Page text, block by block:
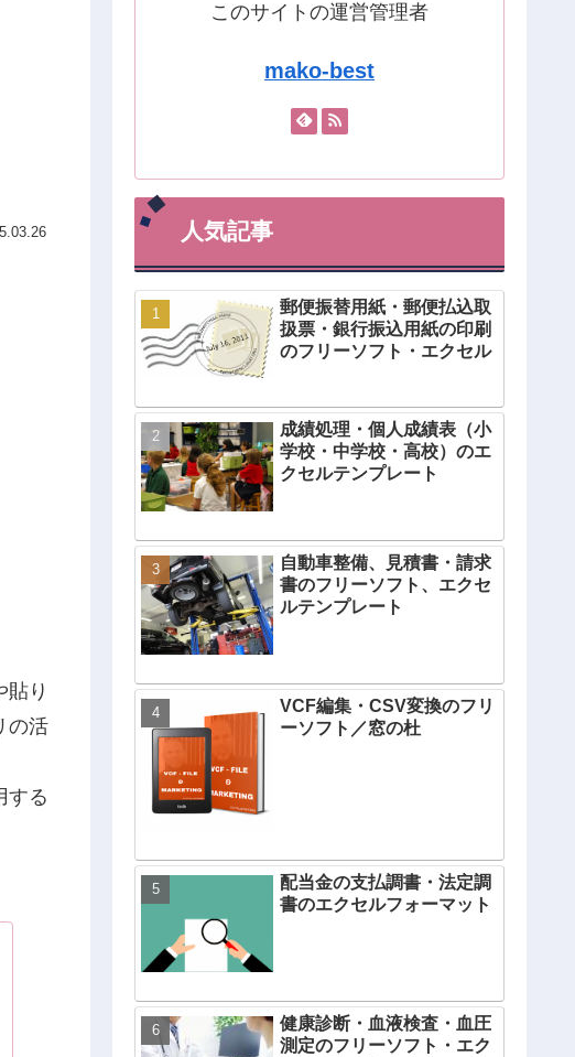
貼り
の活
する
このサイトの運営管理者
mako-best
人気記事
郵便振替用紙・郵便払込取
扱票・銀行振込用紙の印刷
のフリーソフト・エクセル
成績処理・個人成績表（小
学校・中学校・高校）のエ
クセルテンプレート
自動車整備、見積書・請求
書のフリーソフト、エクセ
ルテンプレート
VCF編集・CSV変換のフリ
ーソフト／窓の杜
配当金の支払調書・法定調
書のエクセルフォーマット
健康診断・血液検査・血圧
測定のフリーソフト・エク